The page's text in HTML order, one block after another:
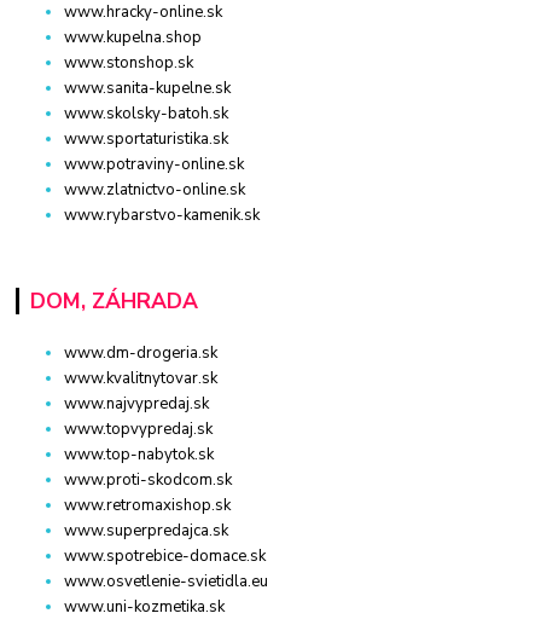
www.hracky-online.sk
www.kupelna.shop
www.stonshop.sk
www.sanita-kupelne.sk
www.skolsky-batoh.sk
www.sportaturistika.sk
www.potraviny-online.sk
www.zlatnictvo-online.sk
www.rybarstvo-kamenik.sk
DOM, ZÁHRADA
www.dm-drogeria.sk
www.kvalitnytovar.sk
www.najvypredaj.sk
www.topvypredaj.sk
www.top-nabytok.sk
www.proti-skodcom.sk
www.retromaxishop.sk
www.superpredajca.sk
www.spotrebice-domace.sk
www.osvetlenie-svietidla.eu
www.uni-kozmetika.sk